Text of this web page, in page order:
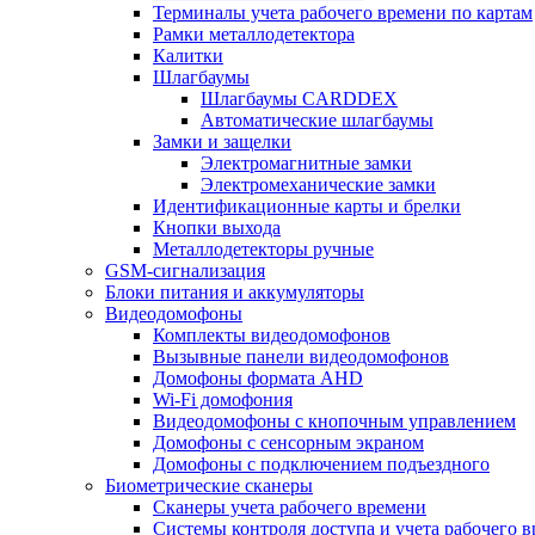
Терминалы учета рабочего времени по картам
Рамки металлодетектора
Калитки
Шлагбаумы
Шлагбаумы CARDDEX
Автоматические шлагбаумы
Замки и защелки
Электромагнитные замки
Электромеханические замки
Идентификационные карты и брелки
Кнопки выхода
Металлодетекторы ручные
GSM-сигнализация
Блоки питания и аккумуляторы
Видеодомофоны
Комплекты видеодомофонов
Вызывные панели видеодомофонов
Домофоны формата AHD
Wi-Fi домофония
Видеодомофоны с кнопочным управлением
Домофоны с сенсорным экраном
Домофоны с подключением подъездного
Биометрические сканеры
Сканеры учета рабочего времени
Системы контроля доступа и учета рабочего